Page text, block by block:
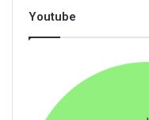
Youtube